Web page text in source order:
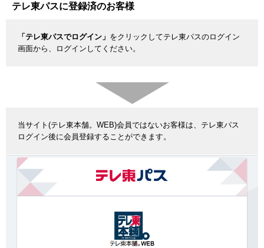
テレ東パスに登録済のお客様
「テレ東パスでログイン」 をクリックしてテレ東パスのログイン
画面から、ログインしてください。
当サイト(テレ東本舗。WEB)会員ではないお客様は、テレ東パス
ログイン後に会員登録することができます。